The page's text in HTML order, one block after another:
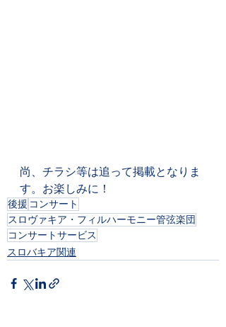
尚、チラシ等は追って掲載となりま
す。お楽しみに！
後援 コンサート
スロヴァキア・フィルハーモニー管弦楽団
コンサートサービス
スロバキア関連